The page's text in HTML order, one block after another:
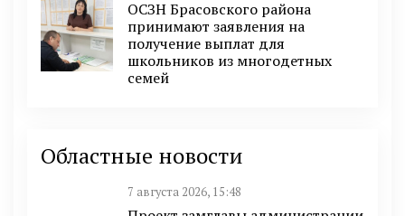
ОСЗН Брасовского района
принимают заявления на
получение выплат для
школьников из многодетных
семей
Областные новости
7 августа 2026, 15:48